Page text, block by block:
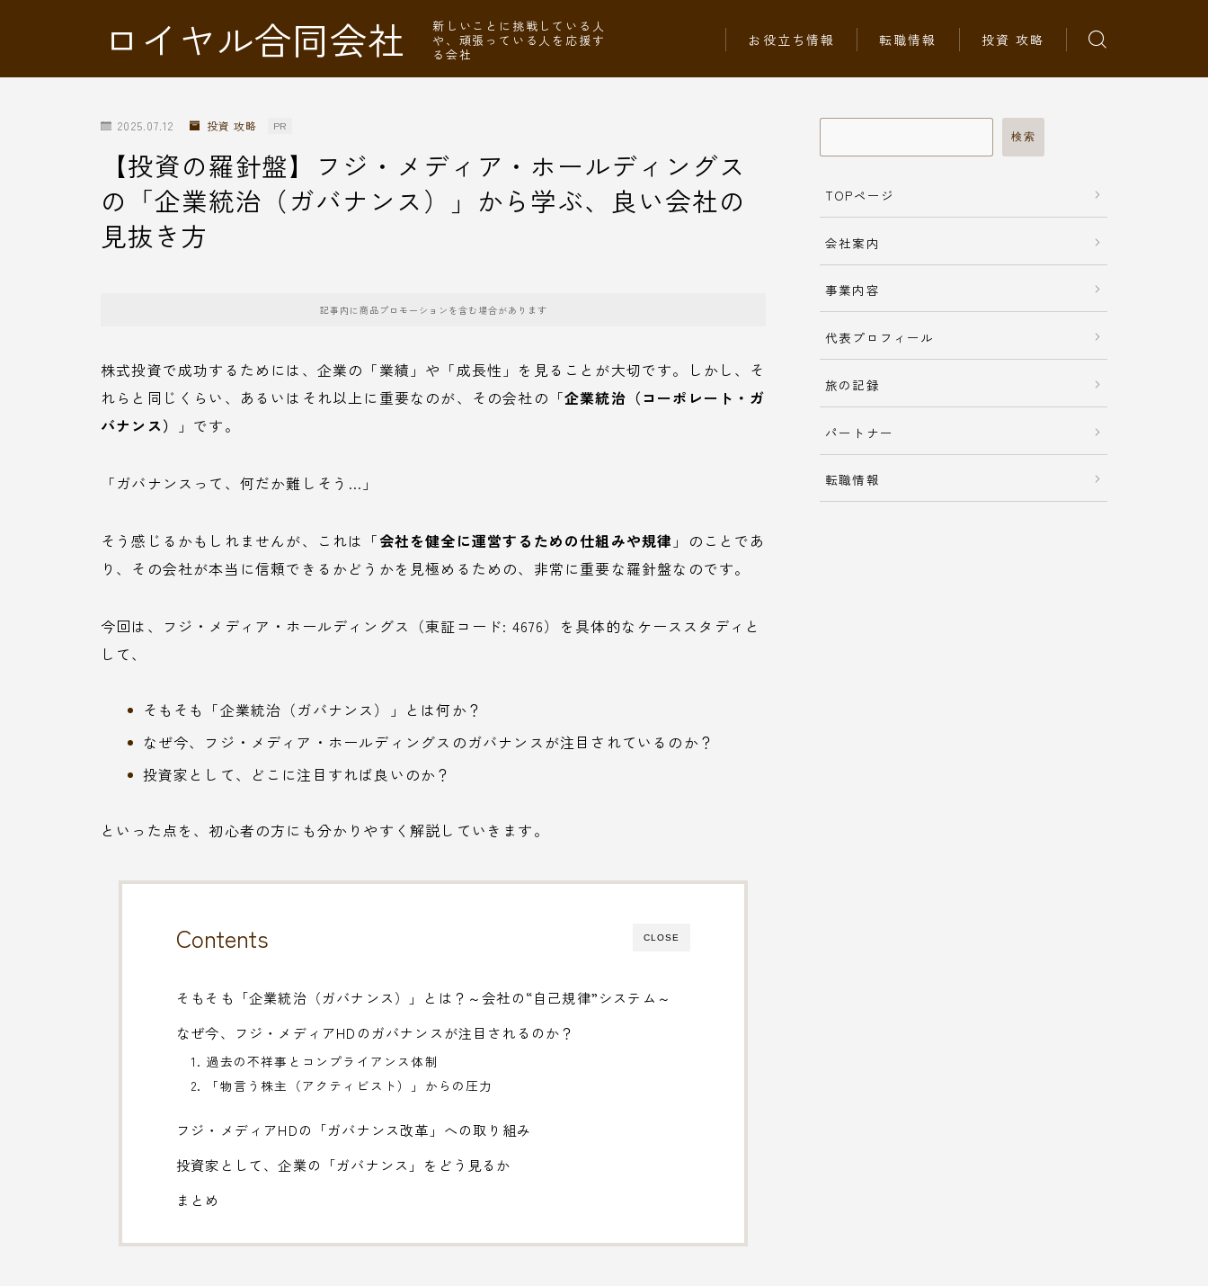
ロイヤル合同会社
新しいことに挑戦している人
や、頑張っている人を応援す
る会社
お役立ち情報 転職情報 投資 攻略
2025.07.12 投資 攻略 PR
【投資の羅針盤】フジ・メディア・ホールディングス
の「企業統治（ガバナンス）」から学ぶ、良い会社の
見抜き方
記事内に商品プロモーションを含む場合があります
株式投資で成功するためには、企業の「業績」や「成長性」を見ることが大切です。しかし、そ
れらと同じくらい、あるいはそれ以上に重要なのが、その会社の「企業統治（コーポレート・ガ
バナンス）
」です。
「ガバナンスって、何だか難しそう…」
そう感じるかもしれませんが、これは「会社を健全に運営するための仕組みや規律 」のことであ
り、その会社が本当に信頼できるかどうかを見極めるための、非常に重要な羅針盤なのです。
今回は、フジ・メディア・ホールディングス（東証コード: 4676）を具体的なケーススタディと
して、
そもそも「企業統治（ガバナンス）」とは何か？
なぜ今、フジ・メディア・ホールディングスのガバナンスが注目されているのか？
投資家として、どこに注目すれば良いのか？
といった点を、初心者の方にも分かりやすく解説していきます。
CLOSE
Contents
そもそも「企業統治（ガバナンス）」とは？～会社の“自己規律”システム～
なぜ今、フジ・メディアHDのガバナンスが注目されるのか？
1. 過去の不祥事とコンプライアンス体制
2. 「物言う株主（アクティビスト）」からの圧力
フジ・メディアHDの「ガバナンス改革」への取り組み
投資家として、企業の「ガバナンス」をどう見るか
まとめ
検索
TOPページ
会社案内
事業内容
代表プロフィール
旅の記録
パートナー
転職情報